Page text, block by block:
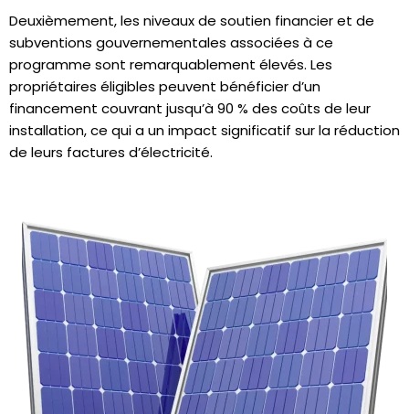
Deuxièmement, les niveaux de soutien financier et de
subventions gouvernementales associées à ce
programme sont remarquablement élevés. Les
propriétaires éligibles peuvent bénéficier d’un
financement couvrant jusqu’à 90 % des coûts de leur
installation, ce qui a un impact significatif sur la réduction
de leurs factures d’électricité.